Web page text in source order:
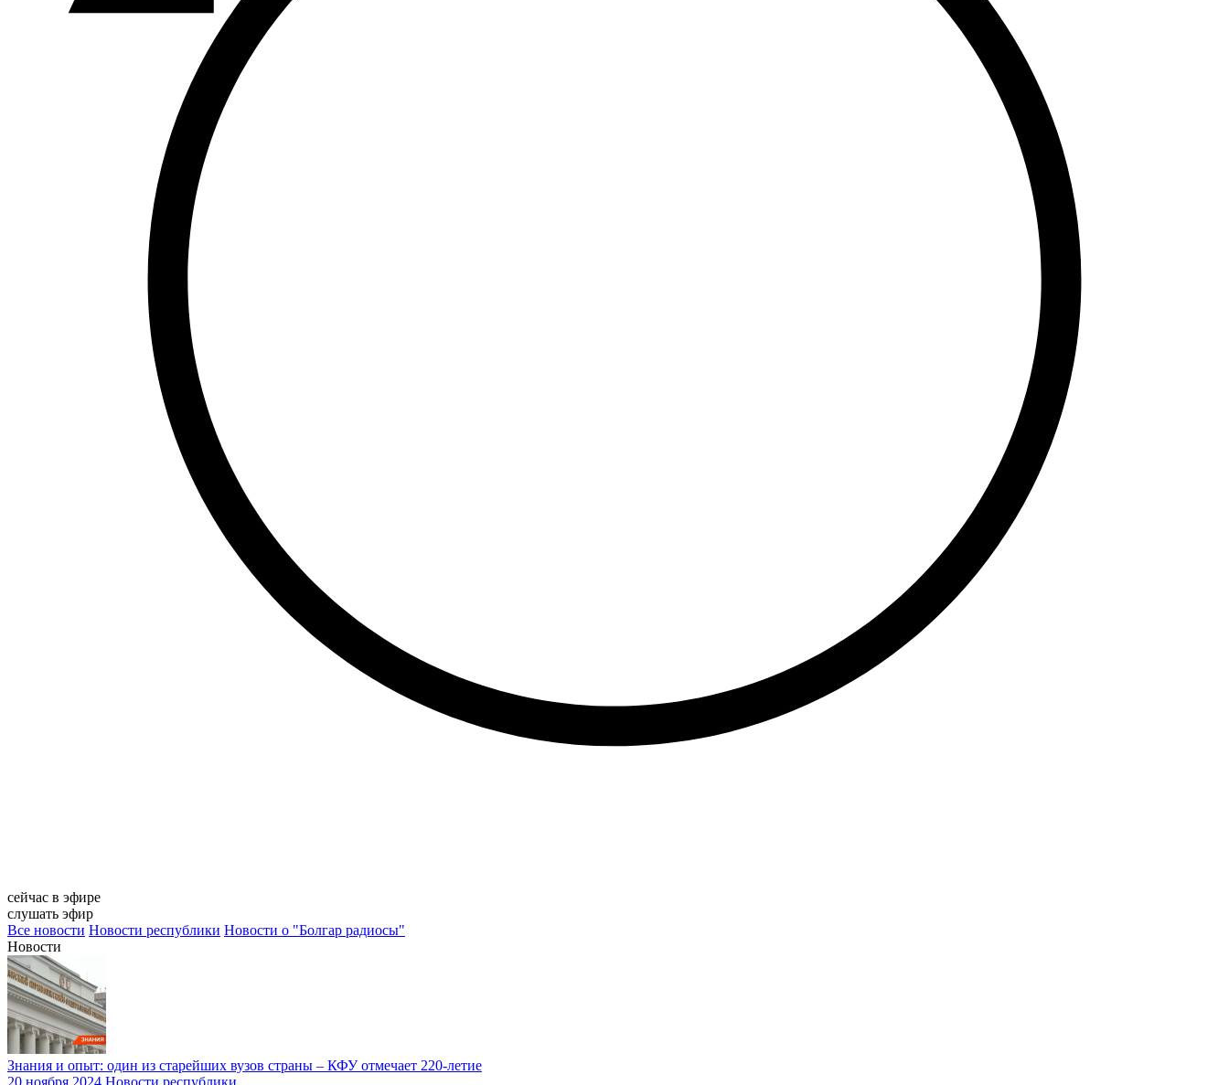
сейчас в эфире
слушать эфир
Все новости Новости республики Новости о "Болгар радиосы"
Новости
Знания и опыт: один из старейших вузов страны – КФУ отмечает 220-летие